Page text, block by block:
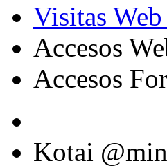
Visitas
Accesos
Accesos
Kotai